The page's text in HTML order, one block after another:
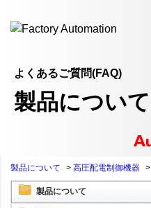
よくあるご質問(FAQ)
製品について
製品について > 高圧配電制御機器 >
製品について